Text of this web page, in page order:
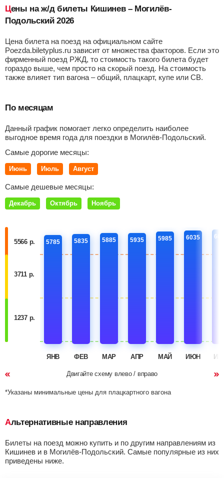
Цены на ж/д билеты Кишинев – Могилёв-
Подольский 2026
Цена билета на поезд на официальном сайте
Poezda.biletyplus.ru зависит от множества факторов. Если это
фирменный поезд РЖД, то стоимость такого билета будет
гораздо выше, чем просто на скорый поезд. На стоимость
также влияет тип вагона – общий, плацкарт, купе или СВ.
По месяцам
Данный график помогает легко определить наиболее
выгодное время года для поездки в Могилёв-Подольский.
Самые дорогие месяцы:
Июнь Июль Август
Самые дешевые месяцы:
Декабрь Октябрь Ноябрь
5566 р.
3711 р.
1237 р.
5785
ЯНВ
5835
ФЕВ
5885
МАР
5935
АПР
5985
МАЙ
6035
ИЮН
Двигайте схему влево / вправо
*Указаны минимальные цены для плацкартного вагона
Альтернативные направления
Билеты на поезд можно купить и по другим направлениям из
Кишинев и в Могилёв-Подольский. Самые популярные из них
приведены ниже.